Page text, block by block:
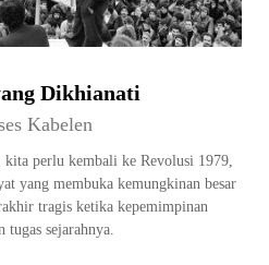
Dikhianati
Kabelen
perlu kembali ke Revolusi 1979,
yang membuka kemungkinan besar
tragis ketika kepemimpinan
sejarahnya.